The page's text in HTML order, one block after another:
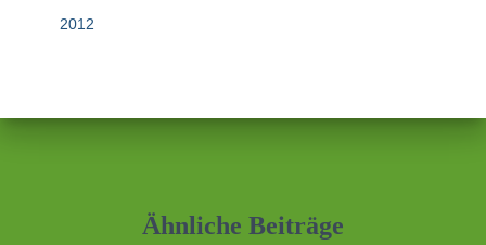
2012
Ähnliche Beiträge